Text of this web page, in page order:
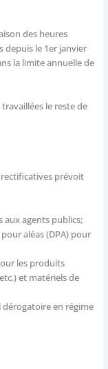
des heures
depuis le 1er janvier
la limite annuelle de
le reste de
prévoit
aux agents publics;
aléas (DPA) pour
les produits
et matériels de
en régime